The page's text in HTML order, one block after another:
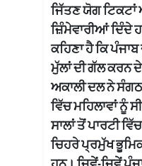
ਜਿੱਤਣ ਯੋਗ
ਜ਼ਿੰਮੇਵਾਰੀਆਂ ਦਿੰਦੇ
ਕਹਿਣਾ ਹੈ ਕਿ
ਮੁੱਲਾਂ ਦੀ ਗੱਲ ਕਰਨ
ਅਕਾਲੀ ਦਲ ਨੇ
ਵਿੱਚ ਮਹਿਲਾਵਾਂ ਨੂੰ
ਸਾਲਾਂ ਤੋਂ ਪਾਰਟੀ
ਚਿਹਰੇ ਪ੍ਰਮੁੱਖ